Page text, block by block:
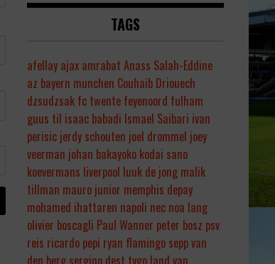
TAGS
afellay ajax amrabat Anass Salah-Eddine
az bayern munchen Couhaib Driouech
dzsudzsak fc twente feyenoord fulham
guus til isaac babadi Ismael Saibari ivan
perisic jerdy schouten joel drommel joey
veerman johan bakayoko kodai sano
koevermans liverpool luuk de jong malik
tillman mauro junior memphis depay
mohamed ihattaren napoli nec noa lang
olivier boscagli Paul Wanner peter bosz psv
reis ricardo pepi ryan flamingo sepp van